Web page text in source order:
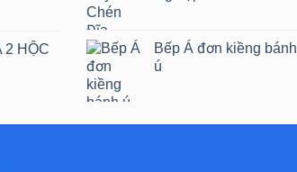
2 HỘC
Bếp Á đơn kiềng bánh
ú